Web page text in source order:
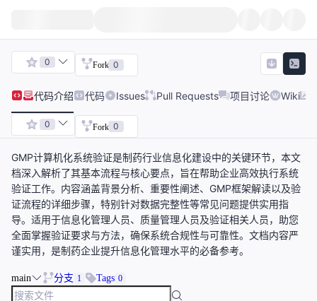
0 Fork 0
代码介绍 代码 Issues Pull Requests 项目讨论 Wiki
0 Fork 0
GMP计算机化系统验证是制药行业信息化建设中的关键环节，本文
档深入解析了其基本流程与核心要点，旨在帮助企业高效执行系统
验证工作。内容涵盖背景分析、重要性阐述、GMP框架解读以及验
证流程的详细步骤，特别针对数据完整性等常见问题提供实用指
导。适用于信息化管理人员、质量管理人员及验证相关人员，助您
全面掌握验证要求与方法，确保系统合规性与可靠性。文档内容严
谨实用，是制药企业提升信息化管理水平的必备参考。
main 分支 1 Tags 0